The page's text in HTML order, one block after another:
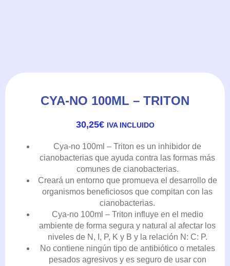
CYA-NO 100ML – TRITON
30,25€ IVA INCLUIDO
Cya-no 100ml – Triton es un inhibidor de
cianobacterias que ayuda contra las formas más
comunes de cianobacterias.
Creará un entorno que promueva el desarrollo de
organismos beneficiosos que compitan con las
cianobacterias.
Cya-no 100ml – Triton influye en el medio
ambiente de forma segura y natural al afectar los
niveles de N, I, P, K y B y la relación N: C: P.
No contiene ningún tipo de antibiótico o metales
pesados ​​agresivos y es seguro de usar con